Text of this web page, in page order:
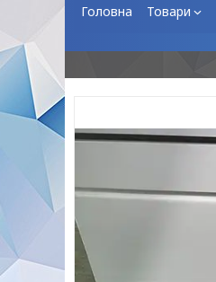
Головна Товари